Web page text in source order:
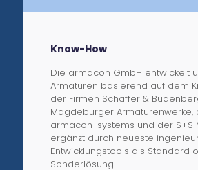
Know-How
Die armacon GmbH entwickelt
Armaturen basierend auf dem
der Firmen Schäffer &
Magdeburger Armaturenwerke,
armacon-systems und der S+S
ergänzt durch neueste
Entwicklungstools als Standard
Sonderlösung.